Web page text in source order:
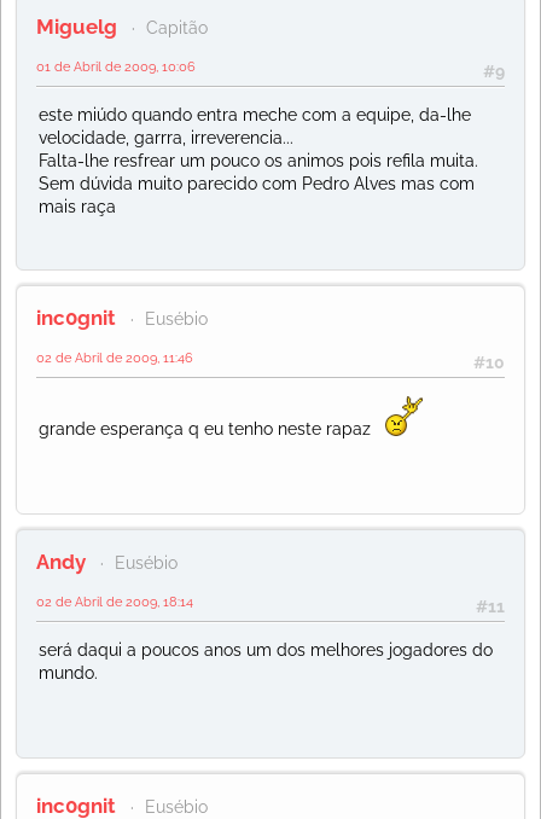
Miguelg Capitão
#9
01 de Abril de 2009, 10:06
este miúdo quando entra meche com a equipe, da-lhe
velocidade, garrra, irreverencia...
Falta-lhe resfrear um pouco os animos pois refila muita.
Sem dúvida muito parecido com Pedro Alves mas com
mais raça
inc0gnit Eusébio
#10
02 de Abril de 2009, 11:46
grande esperança q eu tenho neste rapaz
Andy Eusébio
#11
02 de Abril de 2009, 18:14
será daqui a poucos anos um dos melhores jogadores do
mundo.
inc0gnit Eusébio